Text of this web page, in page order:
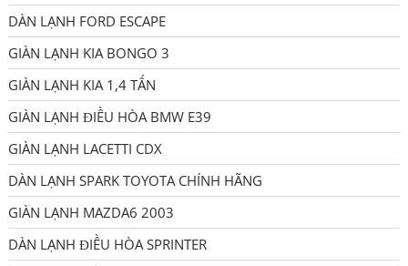
DÀN LẠNH FORD ESCAPE
GIÀN LẠNH KIA BONGO 3
GIÀN LẠNH KIA 1,4 TẤN
GIÀN LẠNH ĐIỀU HÒA BMW E39
GIÀN LẠNH LACETTI CDX
DÀN LẠNH SPARK TOYOTA CHÍNH HÃNG
GIÀN LẠNH MAZDA6 2003
DÀN LẠNH ĐIỀU HÒA SPRINTER